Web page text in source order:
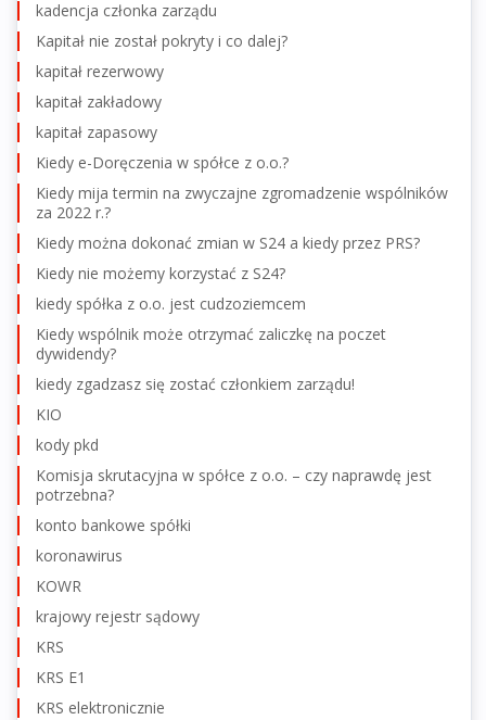
kadencja członka zarządu
Kapitał nie został pokryty i co dalej?
kapitał rezerwowy
kapitał zakładowy
kapitał zapasowy
Kiedy e-Doręczenia w spółce z o.o.?
Kiedy mija termin na zwyczajne zgromadzenie wspólników
za 2022 r.?
Kiedy można dokonać zmian w S24 a kiedy przez PRS?
Kiedy nie możemy korzystać z S24?
kiedy spółka z o.o. jest cudzoziemcem
Kiedy wspólnik może otrzymać zaliczkę na poczet
dywidendy?
kiedy zgadzasz się zostać członkiem zarządu!
KIO
kody pkd
Komisja skrutacyjna w spółce z o.o. – czy naprawdę jest
potrzebna?
konto bankowe spółki
koronawirus
KOWR
krajowy rejestr sądowy
KRS
KRS E1
KRS elektronicznie